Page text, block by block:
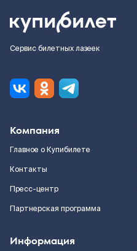
Сервис билетных лазеек
Компания
Главное о Купибилете
Контакты
Пресс-центр
Партнерская программа
Информация